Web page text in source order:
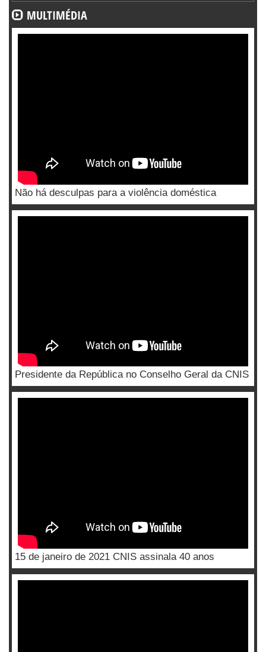
MULTIMÉDIA
Não há desculpas para a violência doméstica
Presidente da República no Conselho Geral da CNIS
15 de janeiro de 2021 CNIS assinala 40 anos